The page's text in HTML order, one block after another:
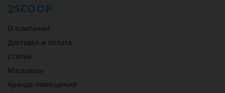
2SCOOP
О компании
Доставка и оплата
Статьи
Магазины
Аренда помещений